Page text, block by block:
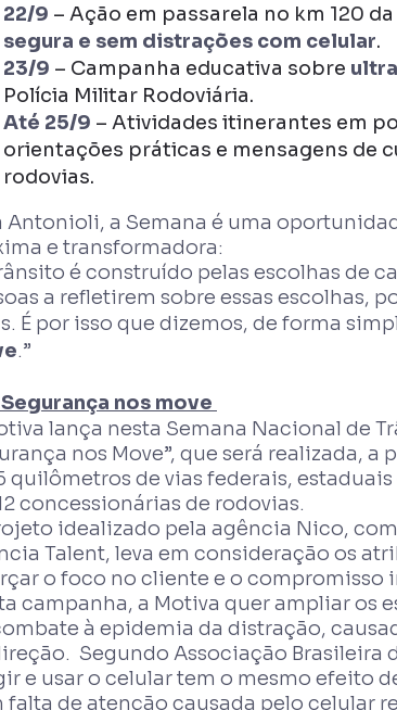
22/9 – Ação em passarela no km 120
segura e sem distrações com celular.
23/9 – Campanha educativa sobre
Polícia Militar Rodoviária.
Até 25/9 – Atividades itinerantes em
orientações práticas e mensagens de
rodovias.
Antonioli, a Semana é uma
e transformadora:
é construído pelas escolhas de
a refletirem sobre essas escolhas,
É por isso que dizemos, de forma
.”
Segurança nos move
lança nesta Semana Nacional de
nos Move”, que será realizada,
quilômetros de vias federais,
concessionárias de rodovias.
idealizado pela agência Nico,
Talent, leva em consideração os
o foco no cliente e o compromisso
campanha, a Motiva quer ampliar os
à epidemia da distração,
Segundo Associação Brasileira
e usar o celular tem o mesmo efeito
falta de atenção causada pelo celular